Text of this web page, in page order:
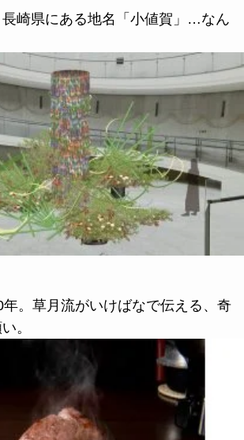
長崎県にある地名「小値賀」…なん
年。草月流がいけばなで伝える、奇
。